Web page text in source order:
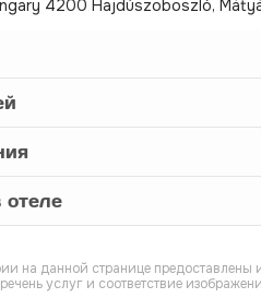
4200 Hajdúszoboszló,
на данной странице предоставлены
услуг и соответствие